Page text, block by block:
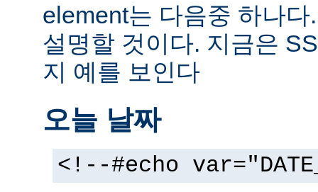
element는 다음중 하나
설명할 것이다. 지금은
지 예를 보인다
오늘 날짜
<!--#echo